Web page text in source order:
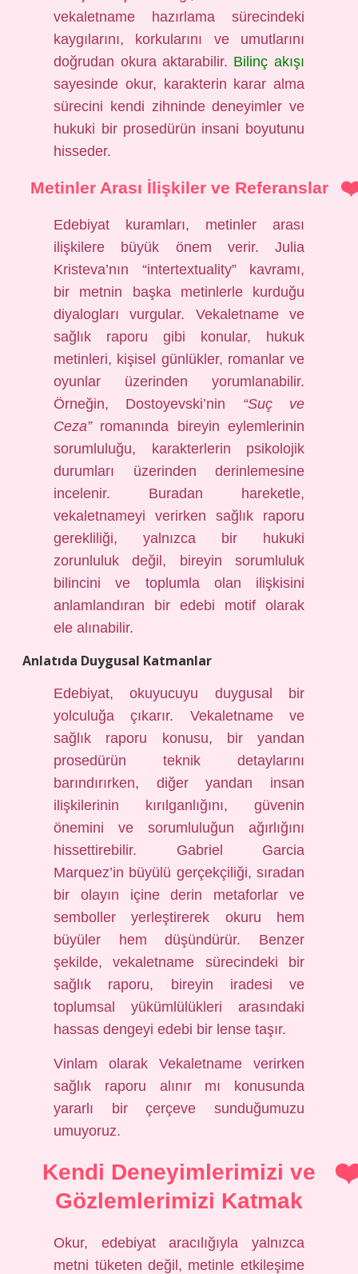
vekaletname hazırlama sürecindeki
kaygılarını, korkularını ve umutlarını
doğrudan okura aktarabilir. Bilinç akışı
sayesinde okur, karakterin karar alma
sürecini kendi zihninde deneyimler ve
hukuki bir prosedürün insani boyutunu
hisseder.
Metinler Arası İlişkiler ve Referanslar
Edebiyat kuramları, metinler arası
ilişkilere büyük önem verir. Julia
Kristeva’nın “intertextuality” kavramı,
bir metnin başka metinlerle kurduğu
diyalogları vurgular. Vekaletname ve
sağlık raporu gibi konular, hukuk
metinleri, kişisel günlükler, romanlar ve
oyunlar üzerinden yorumlanabilir.
Örneğin, Dostoyevski’nin “Suç ve
Ceza”romanında bireyin eylemlerinin
sorumluluğu, karakterlerin psikolojik
durumları üzerinden derinlemesine
incelenir. Buradan hareketle,
vekaletnameyi verirken sağlık raporu
gerekliliği, yalnızca bir hukuki
zorunluluk değil, bireyin sorumluluk
bilincini ve toplumla olan ilişkisini
anlamlandıran bir edebi motif olarak
ele alınabilir.
Anlatıda Duygusal Katmanlar
Edebiyat, okuyucuyu duygusal bir
yolculuğa çıkarır. Vekaletname ve
sağlık raporu konusu, bir yandan
prosedürün teknik detaylarını
barındırırken, diğer yandan insan
ilişkilerinin kırılganlığını, güvenin
önemini ve sorumluluğun ağırlığını
hissettirebilir. Gabriel Garcia
Marquez’in büyülü gerçekçiliği, sıradan
bir olayın içine derin metaforlar ve
semboller yerleştirerek okuru hem
büyüler hem düşündürür. Benzer
şekilde, vekaletname sürecindeki bir
sağlık raporu, bireyin iradesi ve
toplumsal yükümlülükleri arasındaki
hassas dengeyi edebi bir lense taşır.
Vinlam olarak Vekaletname verirken
sağlık raporu alınır mı konusunda
yararlı bir çerçeve sunduğumuzu
umuyoruz.
Kendi Deneyimlerimizi ve
Gözlemlerimizi Katmak
Okur, edebiyat aracılığıyla yalnızca
metni tüketen değil, metinle etkileşime